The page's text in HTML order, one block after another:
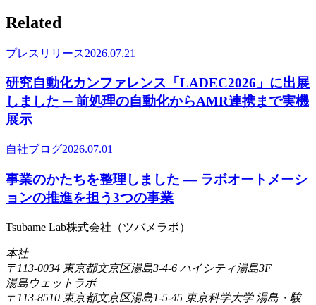
Related
プレスリリース2026.07.21
研究自動化カンファレンス「LADEC2026」に出展
しました ─ 前処理の自動化からAMR連携まで実機
展示
自社ブログ2026.07.01
事業のかたちを整理しました ― ラボオートメーシ
ョンの推進を担う3つの事業
Tsubame Lab株式会社 （ツバメラボ）
本社
〒113-0034 東京都文京区湯島3-4-6 ハイシティ湯島3F
湯島ウェットラボ
〒113-8510 東京都文京区湯島1-5-45 東京科学大学 湯島・駿